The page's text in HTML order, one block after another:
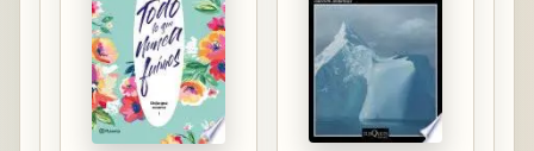
Colección sobre Educación Física en
la Edad Escolar, en la más completa
de la actualidad. Tanto el tratado
Enciclopédico como el resto de...